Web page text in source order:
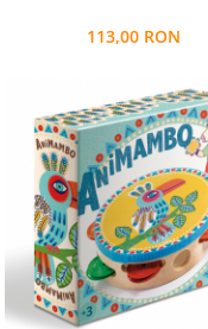
113,00 RON